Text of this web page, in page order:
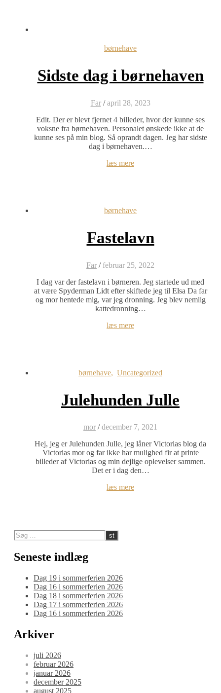
børnehave
Sidste dag i børnehaven
Far / april 28, 2023
Edit. Der er blevt fjernet 4 billeder, hvor der kunne ses
voksne fra børnehaven. Personalet ønskede ikke at de
kunne ses på min blog. Så oprandt dagen. Jeg har sidste
dag i børnehaven.…
læs mere
børnehave
Fastelavn
Far / februar 25, 2022
I dag var der fastelavn i børneren. Jeg startede ud med
at være Spyderman Lidt efter skiftede jeg til Elsa Da far
og mor hentede mig, var jeg dronning. Jeg blev nemlig
kattedronning…
læs mere
børnehave, Uncategorized
Julehunden Julle
mor / december 7, 2021
Hej, jeg er Julehunden Julle, jeg låner Victorias blog da
Victorias mor og far ikke har mulighed fir at printe
billeder af Victorias og min dejlige oplevelser sammen.
Det er i dag den…
læs mere
Seneste indlæg
Dag 19 i sommerferien 2026
Dag 16 i sommerferien 2026
Dag 18 i sommerferien 2026
Dag 17 i sommerferien 2026
Dag 16 i sommerferien 2026
Arkiver
juli 2026
februar 2026
januar 2026
december 2025
august 2025